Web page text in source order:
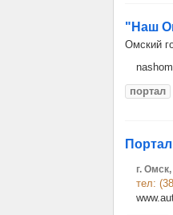
"Наш
Омский
портал
г.
тел: